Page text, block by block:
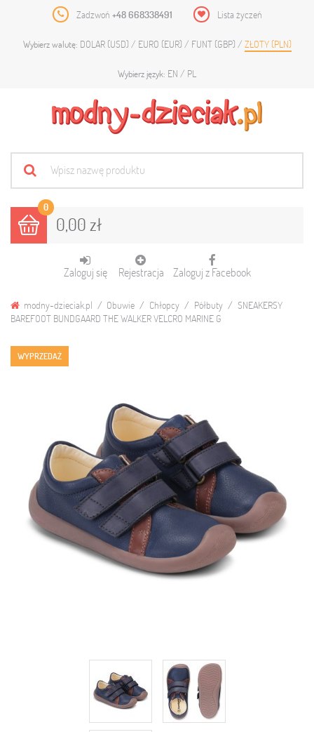
Zadzwoń +48 668338491 Lista życzeń
Wybierz walutę: DOLAR (USD) EURO (EUR) FUNT (GBP) ZŁOTY (PLN)
Wybierz język: EN PL
0
0,00 zł
Zaloguj się Rejestracja Zaloguj z Facebook
modny-dzieciak.pl Obuwie Chłopcy Półbuty
SNEAKERSY
BAREFOOT BUNDGAARD THE WALKER VELCRO MARINE G
WYPRZEDAŻ